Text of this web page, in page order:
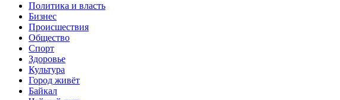
Политика и власть
Бизнес
Происшествия
Общество
Cпорт
Здоровье
Культура
Город живёт
Байкал